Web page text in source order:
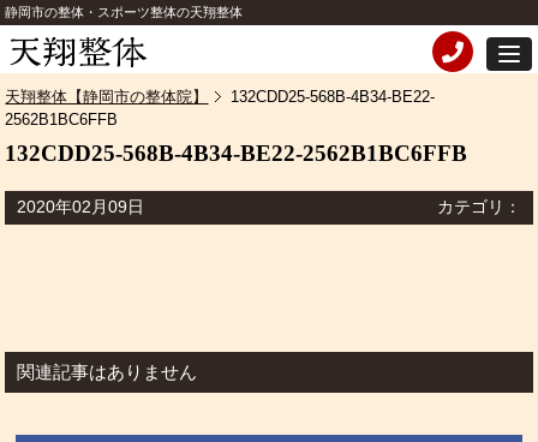
静岡市の整体・スポーツ整体の天翔整体
天翔整体【静岡市の整体院】
132CDD25-568B-4B34-BE22-
2562B1BC6FFB
132CDD25-568B-4B34-BE22-2562B1BC6FFB
2020年02月09日 カテゴリ：
関連記事はありません